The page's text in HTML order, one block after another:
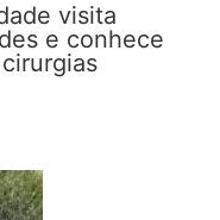
visita
e conhece